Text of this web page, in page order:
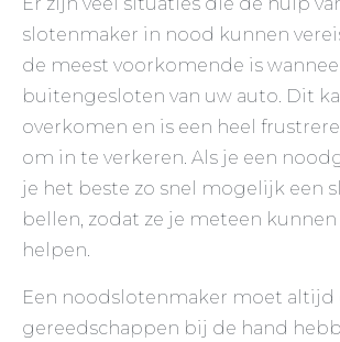
slotenmaker in nood kunnen
de meest voorkomende is
buitengesloten van uw auto. Dit
overkomen en is een heel
om in te verkeren. Als je een
je het beste zo snel mogelijk een
bellen, zodat ze je meteen
helpen.
Een noodslotenmaker moet altijd
gereedschappen bij de hand